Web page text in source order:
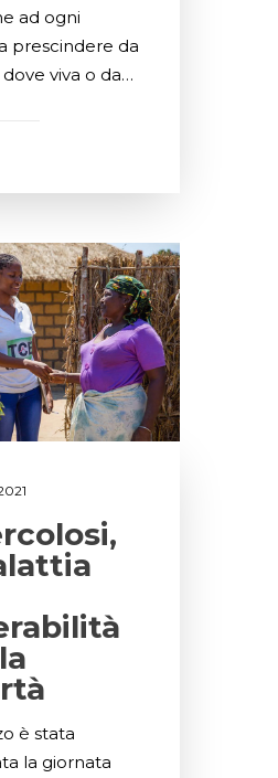
ad ogni
prescindere da
dove viva o da…
è stata
la giornata